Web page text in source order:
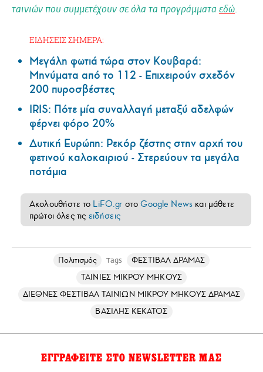
ταινιών που συμμετέχουν σε όλα τα προγράμματα εδώ.
ΕΙΔΗΣΕΙΣ ΣΗΜΕΡΑ:
Μεγάλη φωτιά τώρα στον Κουβαρά:
Μηνύματα από το 112 - Επιχειρούν σχεδόν
200 πυροσβέστες
IRIS: Πότε μία συναλλαγή μεταξύ αδελφών
φέρνει φόρο 20%
Δυτική Ευρώπη: Ρεκόρ ζέστης στην αρχή του
φετινού καλοκαιριού - Στερεύουν τα μεγάλα
ποτάμια
Ακολουθήστε το LiFO.gr στοGoogle News και μάθετε
πρώτοι όλες τις ειδήσεις
Πολιτισμός Tags
ΦΕΣΤΙΒΑΛ ΔΡΑΜΑΣ
ΤΑΙΝΙΕΣ ΜΙΚΡΟΥ ΜΗΚΟΥΣ
ΔΙΕΘΝΕΣ ΦΕΣΤΙΒΑΛ ΤΑΙΝΙΩΝ ΜΙΚΡΟΥ ΜΗΚΟΥΣ ΔΡΑΜΑΣ
ΒΑΣΙΛΗΣ ΚΕΚΑΤΟΣ
ΕΓΓΡΑΦΕΙΤΕ ΣΤΟ NEWSLETTER ΜΑΣ